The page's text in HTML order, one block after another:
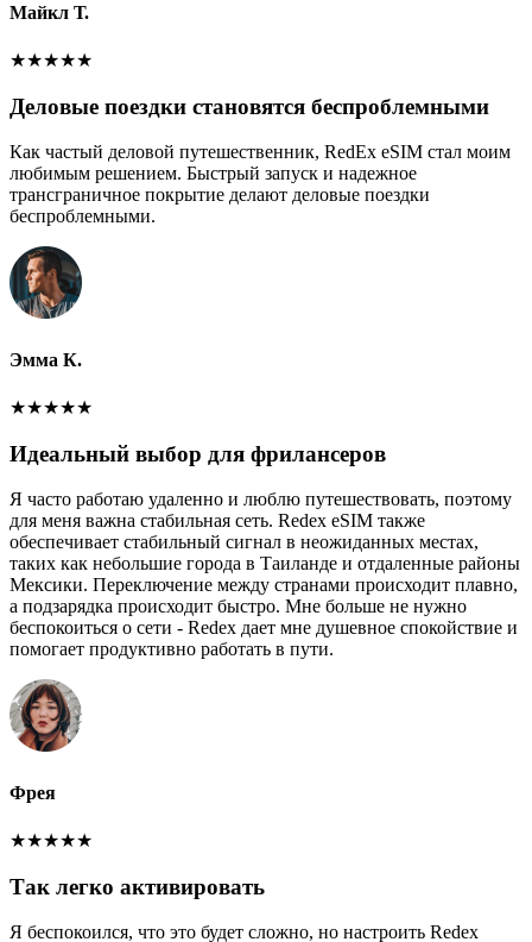
Майкл Т.
★★★★★
Деловые поездки становятся беспроблемными
Как частый деловой путешественник, RedEx eSIM стал моим
любимым решением. Быстрый запуск и надежное
трансграничное покрытие делают деловые поездки
беспроблемными.
Эмма К.
★★★★★
Идеальный выбор для фрилансеров
Я часто работаю удаленно и люблю путешествовать, поэтому
для меня важна стабильная сеть. Redex eSIM также
обеспечивает стабильный сигнал в неожиданных местах,
таких как небольшие города в Таиланде и отдаленные районы
Мексики. Переключение между странами происходит плавно,
а подзарядка происходит быстро. Мне больше не нужно
беспокоиться о сети - Redex дает мне душевное спокойствие и
помогает продуктивно работать в пути.
Фрея
★★★★★
Так легко активировать
Я беспокоился, что это будет сложно, но настроить Redex